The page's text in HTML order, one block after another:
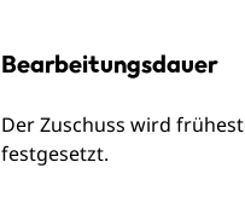
Bearbeitungsdauer
Der Zuschuss wird
festgesetzt.